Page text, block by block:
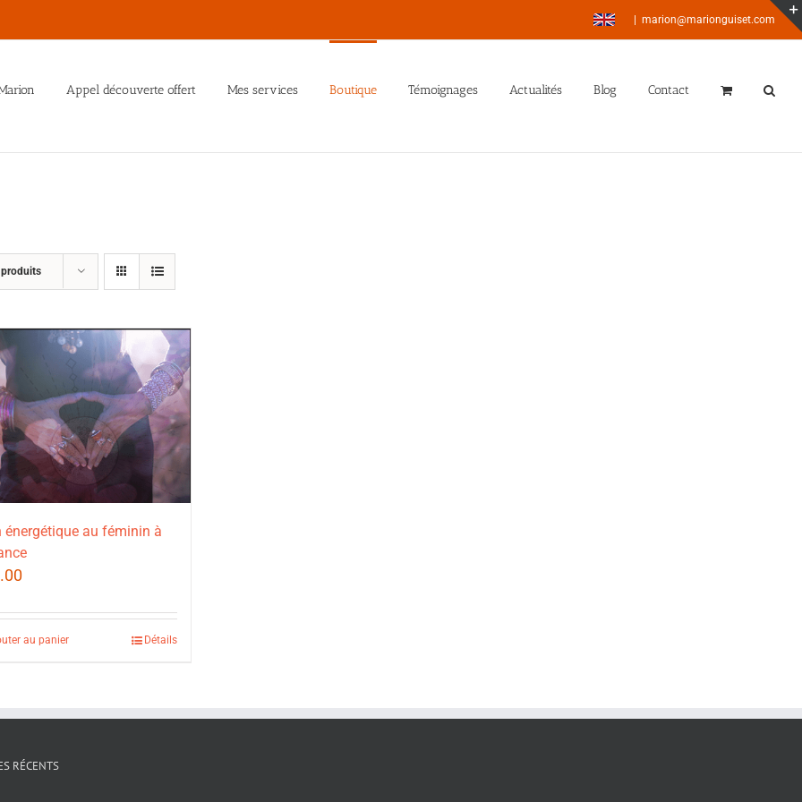
marion@marionguiset.com
Appel découverte offert Mes services Boutique Témoignages Actualités Blog Contact
énergétique au féminin à
au panier Détails
RÉCENTS